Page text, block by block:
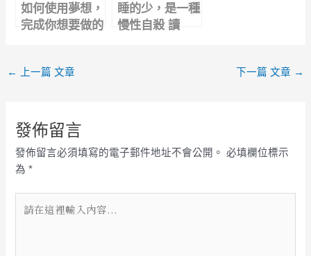
如何使用夢想，
完成你想要做的
是夢想
睡的少，是一種
慢性自殺 讀
← 上一篇 文章 下一篇 文章 →
發佈留言
發佈留言必須填寫的電子郵件地址不會公開。 必填欄位標示
為*
在